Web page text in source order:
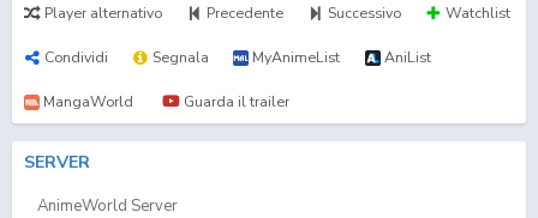
Player alternativo Precedente Successivo Watchlist
Condividi Segnala MyAnimeList AniList
MangaWorld Guarda il trailer
SERVER
AnimeWorld Server